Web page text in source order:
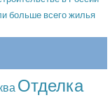
больше всего жилья
Отделка